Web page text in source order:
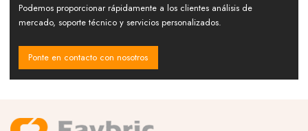
Podemos proporcionar rápidamente a los clientes análisis de
mercado, soporte técnico y servicios personalizados.
Ponte en contacto con nosotros